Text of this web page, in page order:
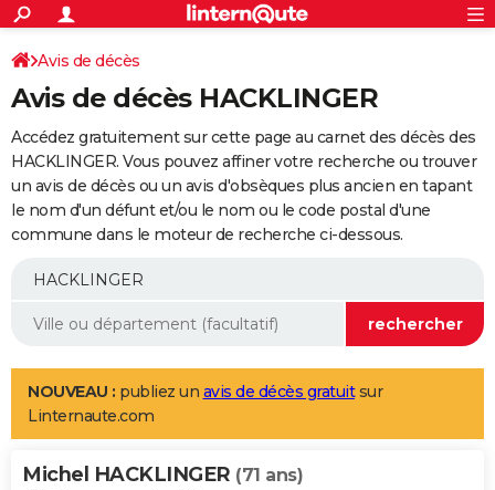
ACTUALITÉS
Politique
Société
Faits Divers
Education
Monde
Villes
+
SPORT
Coupe du monde 2026
Football
Tennis
Cyclisme
Rugby
Forum
Programme TV
TNT
Streaming
Cinéma
Sorties cinéma
Musique
+
FINANCE
Impôts
Immobilier
Risques naturels par ville
Banque
Assurance
Crédit
AUTO
Essais
Réserver un essai
Citadines
Berlines
SUV
Forum auto
+
Mobiles
Meilleur smartphone
Internet
Ordinateurs
Jeux vidéo
Guide high-tech
Aménagement intérieur
LIFESTYLE
Art de vivre
Bien-être
Loisirs
Mode
Modes de vie
Alimentation
Guide de la santé
Maladies
Médicaments
Sommeil
VOYAGE
Avis de décès
Avis de décès HACKLINGER
Accédez gratuitement sur cette page au carnet des décès des
HACKLINGER. Vous pouvez affiner votre recherche ou trouver
un avis de décès ou un avis d'obsèques plus ancien en tapant
le nom d'un défunt et/ou le nom ou le code postal d'une
commune dans le moteur de recherche ci-dessous.
NOUVEAU : publiez un avis de décès gratuitsur
Linternaute.com
Michel HACKLINGER (71 ans)